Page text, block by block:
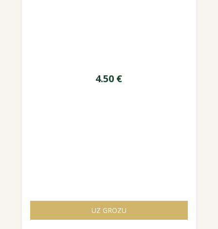
4.50 €
UZ GROZU